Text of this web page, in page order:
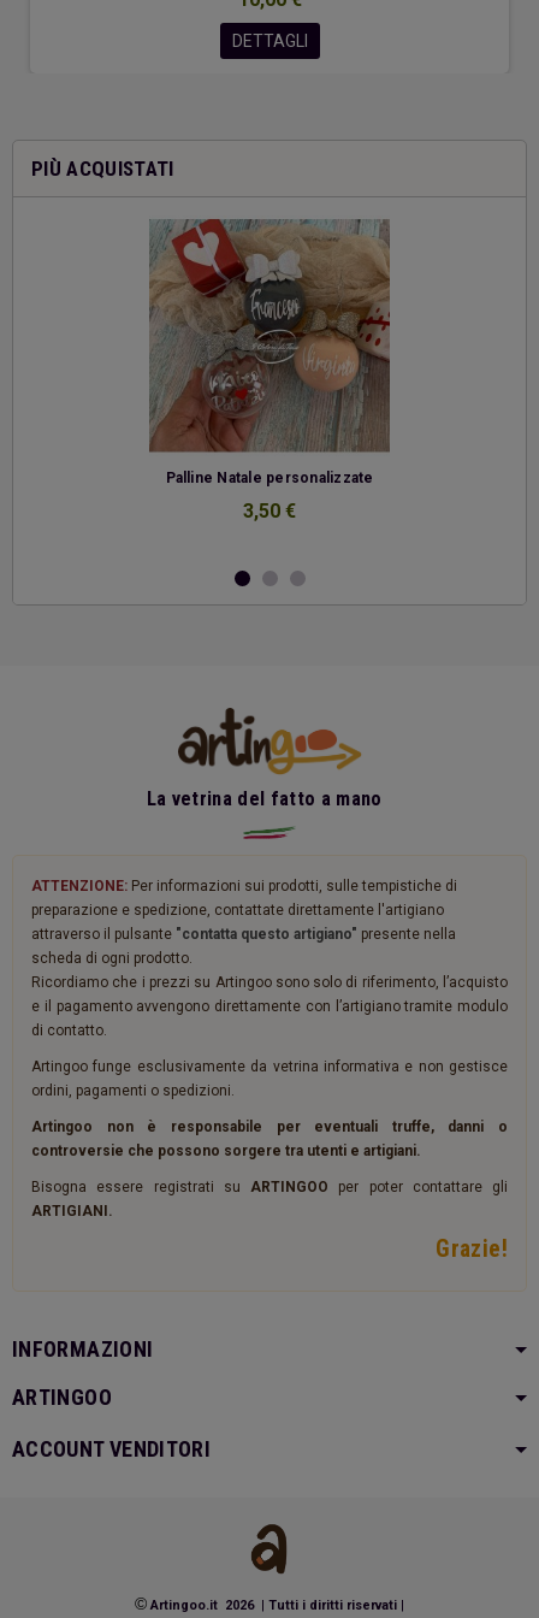
PIÙ ACQUISTATI
Palline Natale personalizzate
3,50 €
DETTAGLI
La vetrina del fatto a mano
ATTENZIONE: Per informazioni sui prodotti, sulle tempistiche di
preparazione e spedizione, contattate direttamente l'artigiano
attraverso il pulsante "contatta questo artigiano" presente nella
scheda di ogni prodotto.
Ricordiamo che i prezzi su Artingoo sono solo di riferimento, l’acquisto
e il pagamento avvengono direttamente con l’artigiano tramite modulo
di contatto.
Artingoo funge esclusivamente da vetrina informativa e non gestisce
ordini, pagamenti o spedizioni.
Artingoo non è responsabile per eventuali truffe, danni o
controversie che possono sorgere tra utenti e artigiani.
Bisogna essere registrati su ARTINGOO per poter contattare gli
ARTIGIANI.
Grazie!
INFORMAZIONI
ARTINGOO
ACCOUNT VENDITORI
© Artingoo.it 2026 | Tutti i diritti riservati |